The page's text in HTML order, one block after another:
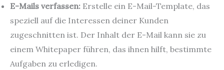
E-Mails verfassen: Erstelle ein E-Mail-Template, das
speziell auf die Interessen deiner Kunden
zugeschnitten ist. Der Inhalt der E-Mail kann sie zu
einem Whitepaper führen, das ihnen hilft, bestimmte
Aufgaben zu erledigen.